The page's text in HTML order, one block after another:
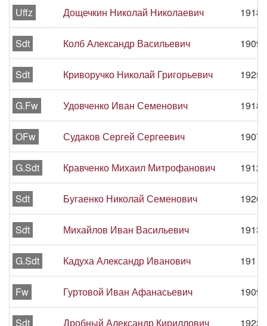
Uffz Дощечкин Николай Николаевич 1918
Sdt Колб Александр Васильевич 1909
Sdt Криворучко Николай Григорьевич 1925
G.Fw Удовченко Иван Семенович 1918
OFw Судаков Сергей Сергеевич 1907
G.Sdt Кравченко Михаил Митрофанович 1912
Sdt Бугаенко Николай Семенович 1926
Sdt Михайлов Иван Васильевич 1913
G.Sdt Кадуха Александр Иванович 1911
Fw Гуртовой Иван Афанасьевич 1909
Sdt Дробный Александр Кириллович 1922